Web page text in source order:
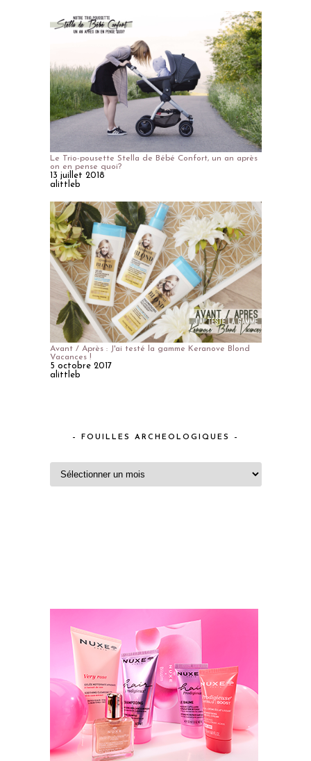
Le Trio-pousette Stella de Bébé Confort, un an après
on en pense quoi?
13 juillet 2018
alittleb
Avant / Après : J'ai testé la gamme Keranove Blond
Vacances !
5 octobre 2017
alittleb
– FOUILLES ARCHEOLOGIQUES –